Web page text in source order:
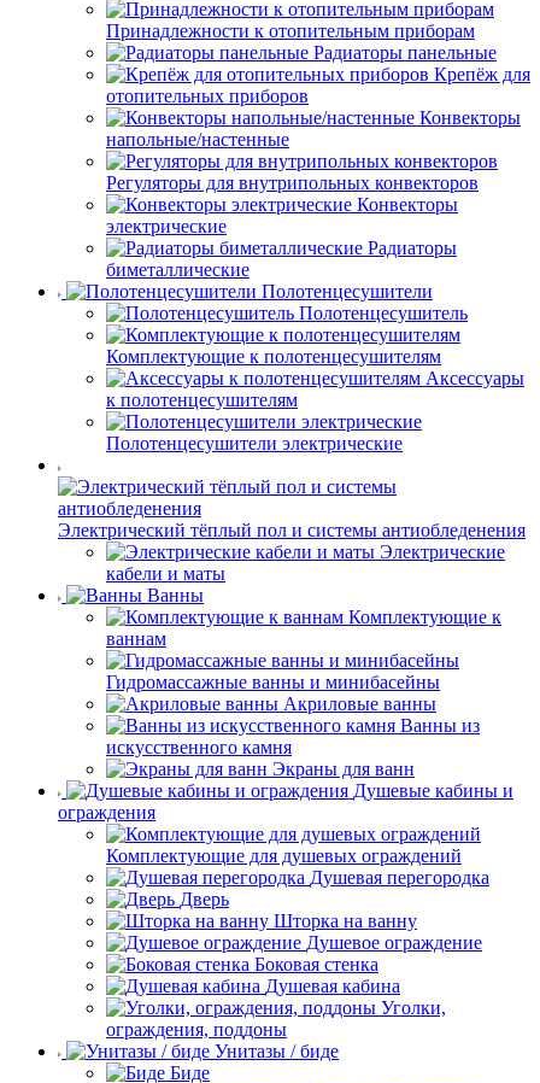
Принадлежности к отопительным приборам
Радиаторы панельные
Крепёж для
отопительных приборов
Конвекторы
напольные/настенные
Регуляторы для внутрипольных конвекторов
Конвекторы
электрические
Радиаторы
биметаллические
Полотенцесушители
Полотенцесушитель
Комплектующие к полотенцесушителям
Аксессуары
к полотенцесушителям
Полотенцесушители электрические
Электрический тёплый пол и системы антиобледенения
Электрические
кабели и маты
Ванны
Комплектующие к
ваннам
Гидромассажные ванны и минибасейны
Акриловые ванны
Ванны из
искусственного камня
Экраны для ванн
Душевые кабины и
ограждения
Комплектующие для душевых ограждений
Душевая перегородка
Дверь
Шторка на ванну
Душевое ограждение
Боковая стенка
Душевая кабина
Уголки,
ограждения, поддоны
Унитазы / биде
Биде